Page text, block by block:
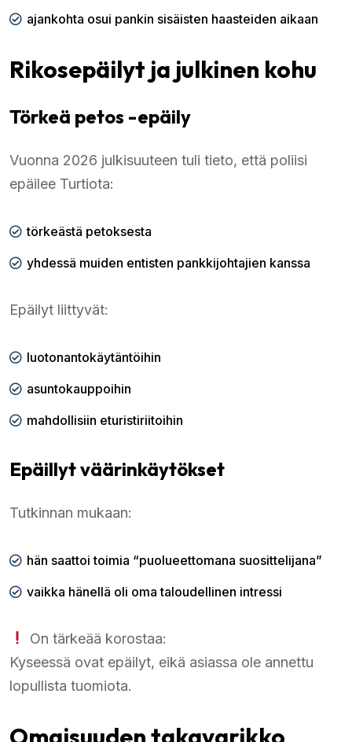
ajankohta osui pankin sisäisten haasteiden aikaan
Rikosepäilyt ja julkinen kohu
Törkeä petos -epäily
Vuonna 2026 julkisuuteen tuli tieto, että poliisi
epäilee Turtiota:
törkeästä petoksesta
yhdessä muiden entisten pankkijohtajien kanssa
Epäilyt liittyvät:
luotonantokäytäntöihin
asuntokauppoihin
mahdollisiin eturistiriitoihin
Epäillyt väärinkäytökset
Tutkinnan mukaan:
hän saattoi toimia “puolueettomana suosittelijana”
vaikka hänellä oli oma taloudellinen intressi
On tärkeää korostaa:
Kyseessä ovat epäilyt, eikä asiassa ole annettu
lopullista tuomiota.